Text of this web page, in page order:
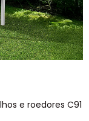
e roedores C91